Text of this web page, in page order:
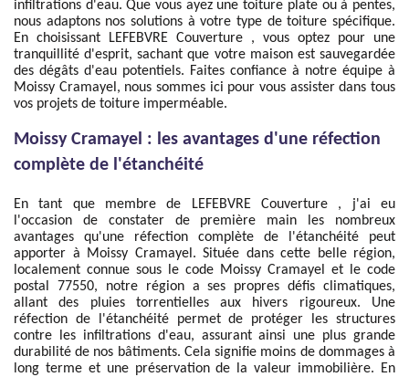
infiltrations d'eau. Que vous ayez une toiture plate ou à pentes,
nous adaptons nos solutions à votre type de toiture spécifique.
En choisissant LEFEBVRE Couverture , vous optez pour une
tranquillité d'esprit, sachant que votre maison est sauvegardée
des dégâts d'eau potentiels. Faites confiance à notre équipe à
Moissy Cramayel, nous sommes ici pour vous assister dans tous
vos projets de toiture imperméable.
Moissy Cramayel : les avantages d'une réfection
complète de l'étanchéité
En tant que membre de LEFEBVRE Couverture , j'ai eu
l'occasion de constater de première main les nombreux
avantages qu'une réfection complète de l'étanchéité peut
apporter à Moissy Cramayel. Située dans cette belle région,
localement connue sous le code Moissy Cramayel et le code
postal 77550, notre région a ses propres défis climatiques,
allant des pluies torrentielles aux hivers rigoureux. Une
réfection de l'étanchéité permet de protéger les structures
contre les infiltrations d'eau, assurant ainsi une plus grande
durabilité de nos bâtiments. Cela signifie moins de dommages à
long terme et une préservation de la valeur immobilière. En